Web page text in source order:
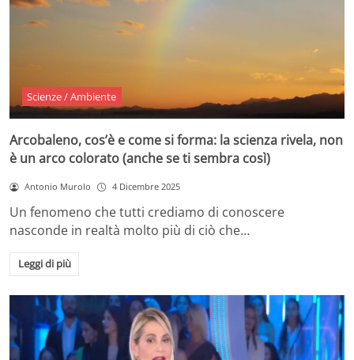
Scienze / Ambiente
Arcobaleno, cos’è e come si forma: la scienza rivela, non
è un arco colorato (anche se ti sembra così)
Antonio Murolo 4 Dicembre 2025
Un fenomeno che tutti crediamo di conoscere
nasconde in realtà molto più di ciò che…
Leggi di più